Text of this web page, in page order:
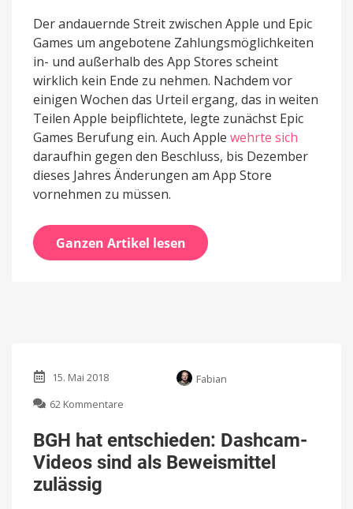
Der andauernde Streit zwischen Apple und Epic
Games um angebotene Zahlungsmöglichkeiten
in- und außerhalb des App Stores scheint
wirklich kein Ende zu nehmen. Nachdem vor
einigen Wochen das Urteil ergang, das in weiten
Teilen Apple beipflichtete, legte zunächst Epic
Games Berufung ein. Auch Apple wehrte sich
daraufhin gegen den Beschluss, bis Dezember
dieses Jahres Änderungen am App Store
vornehmen zu müssen.
Ganzen Artikel lesen
15. Mai 2018
Fabian
62 Kommentare
hat
entschieden:
Dashcam-
BGH hat entschieden: Dashcam-
Videos sind als Beweismittel
zulässig